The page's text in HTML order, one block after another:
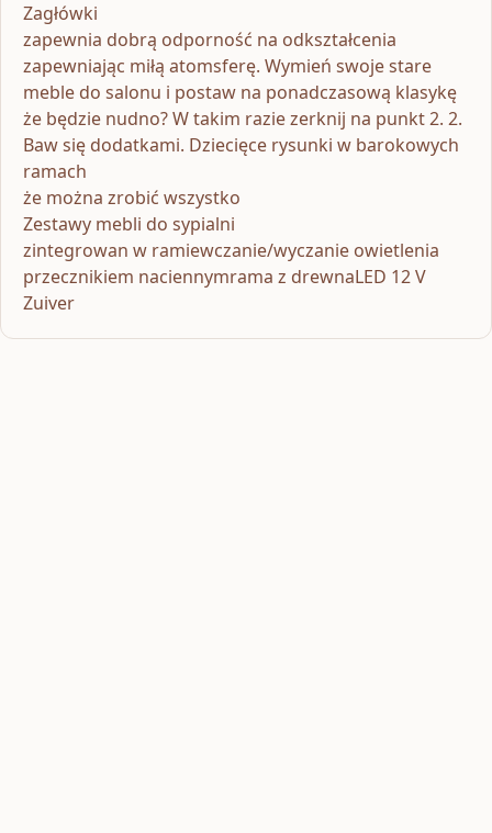
Zagłówki
zapewnia dobrą odporność na odkształcenia
zapewniając miłą atomsferę. Wymień swoje stare
meble do salonu i postaw na ponadczasową klasykę
że będzie nudno? W takim razie zerknij na punkt 2. 2.
Baw się dodatkami. Dziecięce rysunki w barokowych
ramach
że można zrobić wszystko
Zestawy mebli do sypialni
zintegrowan w ramiewczanie/wyczanie owietlenia
przecznikiem naciennymrama z drewnaLED 12 V
Zuiver